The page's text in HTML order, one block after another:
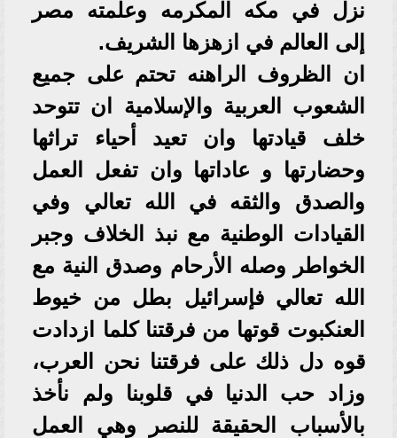
نزل في مكه المكرمه وعلمته مصر
إلى العالم في ازهزها الشريف.
ان الظروف الراهنه تحتم على جميع
الشعوب العربية والإسلامية ان تتوحد
خلف قيادتها وان تعيد أحياء تراثها
وحضارتها و عاداتها وان تفعل العمل
والصدق والثقه في الله تعالي وفي
القيادات الوطنية مع نبذ الخلاف وجبر
الخواطر وصله الأرحام وصدق النية مع
الله تعالي فإسرائيل بطل من خيوط
العنكبوت قوتها من فرقتنا كلما ازدادت
قوه دل ذلك على فرقتنا نحن العرب،
وزاد حب الدنيا في قلوبنا ولم نأخذ
بالأسباب الحقيقة للنصر وهي العمل